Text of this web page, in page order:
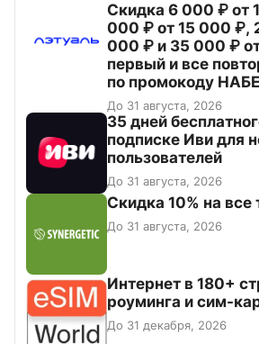
Скидка 6 000 ₽ от
000 ₽ от 15 000 ₽,
000 ₽ и 35 000 ₽
первый и все
по промокоду
До 31 августа, 2026
35 дней
подписке Иви для
пользователей
До 31 августа, 2026
Скидка 10% на все
До 31 августа, 2026
Интернет в 180+
роуминга и сим-
До 31 декабря, 2026